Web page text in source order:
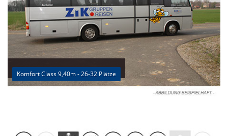
Komfort Class 9,40m - 26-32 Plätze